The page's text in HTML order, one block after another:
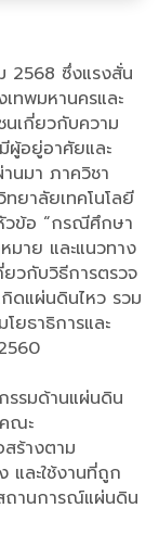
2568 ซึ่งแรงสั่น
ทพมหานครและ
นเกี่ยวกับความ
ผู้อยู่อาศัยและ
นมา ภาควิชา
ยาลัยเทคโนโลยี
วข้อ “กรณีศึกษา
มาย และแนวทาง
ยวกับวิธีการตรวจ
ดแผ่นดินไหว รวม
ยธาธิการและ
รมด้านแผ่นดิน
ณะ
ร้างตาม
และใช้งานที่ถูก
ถานการณ์แผ่นดิน